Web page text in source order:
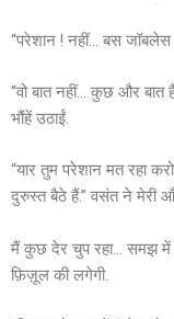
“परेशान ! नहीं… बस
“वो बात नहीं… कुछ और
भौंहें उठाईं.
“यार तुम परेशान मत रहा
दुरुस्त बैठे हैं.” वसंत ने मेरी
मैं कुछ देर चुप रहा… समझ में
फ़िज़ूल की लगेगी.